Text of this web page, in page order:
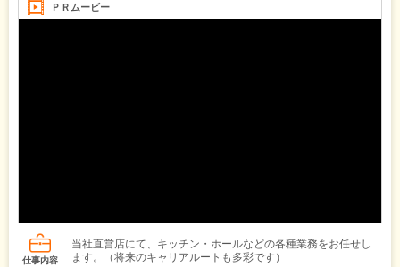
ＰＲムービー
仕事内容
当社直営店にて、キッチン・ホールなどの各種業務をお任せし
ます。（将来のキャリアルートも多彩です）